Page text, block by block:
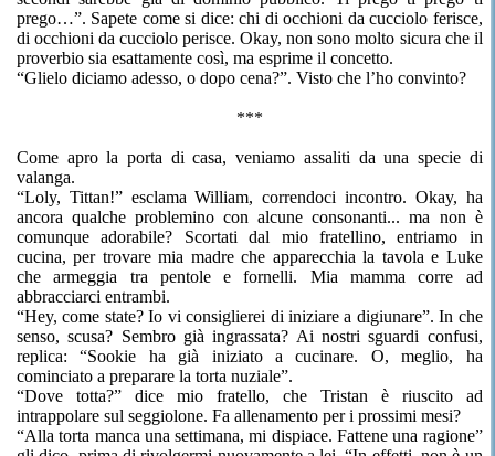
prego…”. Sapete come si dice: chi di occhioni da cucciolo ferisce,
di occhioni da cucciolo perisce. Okay, non sono molto sicura che il
proverbio sia esattamente così, ma esprime il concetto.
“Glielo diciamo adesso, o dopo cena?”. Visto che l’ho convinto?
***
Come apro la porta di casa, veniamo assaliti da una specie di
valanga.
“Loly, Tittan!” esclama William, correndoci incontro. Okay, ha
ancora qualche problemino con alcune consonanti... ma non è
comunque adorabile? Scortati dal mio fratellino, entriamo in
cucina, per trovare mia madre che apparecchia la tavola e Luke
che armeggia tra pentole e fornelli. Mia mamma corre ad
abbracciarci entrambi.
“Hey, come state? Io vi consiglierei di iniziare a digiunare”. In che
senso, scusa? Sembro già ingrassata? Ai nostri sguardi confusi,
replica: “Sookie ha già iniziato a cucinare. O, meglio, ha
cominciato a preparare la torta nuziale”.
“Dove totta?” dice mio fratello, che Tristan è riuscito ad
intrappolare sul seggiolone. Fa allenamento per i prossimi mesi?
“Alla torta manca una settimana, mi dispiace. Fattene una ragione”